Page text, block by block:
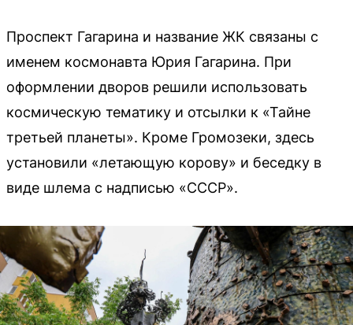
Проспект Гагарина и название ЖК связаны с
именем космонавта Юрия Гагарина. При
оформлении дворов решили использовать
космическую тематику и отсылки к «Тайне
третьей планеты». Кроме Громозеки, здесь
установили «летающую корову» и беседку в
виде шлема с надписью «СССР».